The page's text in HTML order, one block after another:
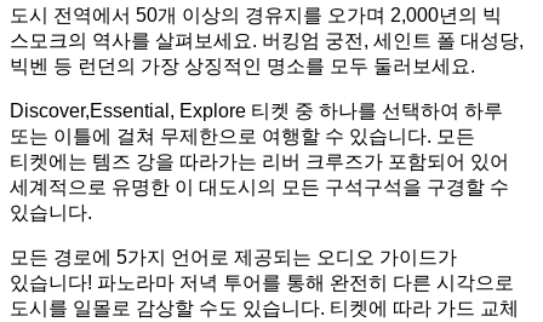
도시 전역에서 50개 이상의 경유지를 오가며 2,000년의 빅
스모크의 역사를 살펴보세요. 버킹엄 궁전, 세인트 폴 대성당,
빅벤 등 런던의 가장 상징적인 명소를 모두 둘러보세요.
Discover,Essential, Explore 티켓 중 하나를 선택하여 하루
또는 이틀에 걸쳐 무제한으로 여행할 수 있습니다. 모든
티켓에는 템즈 강을 따라가는 리버 크루즈가 포함되어 있어
세계적으로 유명한 이 대도시의 모든 구석구석을 구경할 수
있습니다.
모든 경로에 5가지 언어로 제공되는 오디오 가이드가
있습니다! 파노라마 저녁 투어를 통해 완전히 다른 시각으로
도시를 일몰로 감상할 수도 있습니다. 티켓에 따라 가드 교체